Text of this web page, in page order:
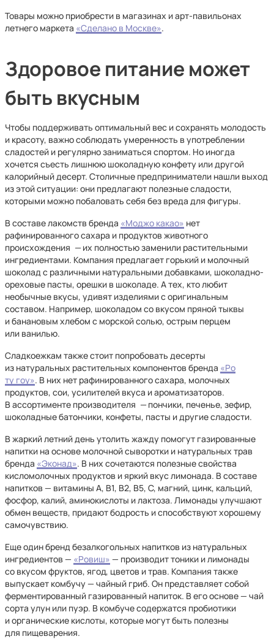
Товары можно приобрести в магазинах и арт-павильонах
летнего маркета «Сделано в Москве».
Здоровое питание может
быть вкусным
Чтобы поддерживать оптимальный вес и сохранять молодость
и красоту, важно соблюдать умеренность в употреблении
сладостей и регулярно заниматься спортом. Но иногда
хочется съесть лишнюю шоколадную конфету или другой
калорийный десерт. Столичные предприниматели нашли выход
из этой ситуации: они предлагают полезные сладости,
которыми можно побаловать себя без вреда для фигуры.
В составе лакомств бренда «Моджо какао» нет
рафинированного сахара и продуктов животного
происхождения —их полностью заменили растительными
ингредиентами. Компания предлагает горький и молочный
шоколад с различными натуральными добавками, шоколадно-
ореховые пасты, орешки в шоколаде. А тех, кто любит
необычные вкусы, удивят изделиями с оригинальным
составом. Например, шоколадом со вкусом пряной тыквы
и банановым хлебом с морской солью, острым перцем
или ванилью.
Сладкоежкам также стоит попробовать десерты
из натуральных растительных компонентов бренда «Ро
ту гоу». В них нет рафинированного сахара, молочных
продуктов, сои, усилителей вкуса и ароматизаторов.
В ассортименте производителя —пончики, печенье, зефир,
шоколадные батончики, конфеты, пасты и другие сладости.
В жаркий летний день утолить жажду помогут газированные
напитки на основе молочной сыворотки и натуральных трав
бренда «Эконад». В них сочетаются полезные свойства
кисломолочных продуктов и яркий вкус лимонада. В составе
напитков — витамины А, В1, В2, В5, С, магний, цинк, кальций,
фосфор, калий, аминокислоты и лактоза. Лимонады улучшают
обмен веществ, придают бодрость и способствуют хорошему
самочувствию.
Еще один бренд безалкогольных напитков из натуральных
ингредиентов — «Ровиш» — производит тоники и лимонады
со вкусом фруктов, ягод, цветов и трав. Компания также
выпускает комбучу — чайный гриб. Он представляет собой
ферментированный газированный напиток. В его основе — чай
сорта улун или пуэр. В комбуче содержатся пробиотики
и органические кислоты, которые могут быть полезны
для пищеварения.